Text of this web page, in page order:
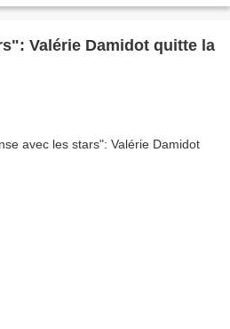
Valérie Damidot quitte la